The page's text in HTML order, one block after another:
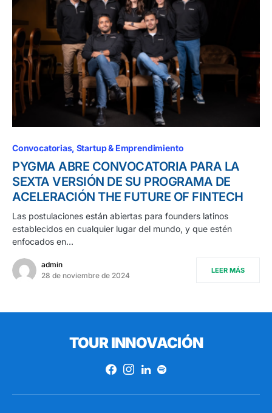
Convocatorias Startup & Emprendimiento
PYGMA ABRE CONVOCATORIA PARA LA
SEXTA VERSIÓN DE SU PROGRAMA DE
ACELERACIÓN THE FUTURE OF FINTECH
Las postulaciones están abiertas para founders latinos
establecidos en cualquier lugar del mundo, y que estén
enfocados en…
admin
28 de noviembre de 2024
LEER MÁS
TOUR INNOVACIÓN